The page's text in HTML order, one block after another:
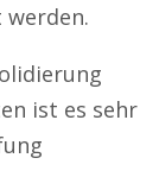
ist es sehr